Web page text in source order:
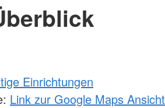
Einrichtungen
Link zur Google Maps Ansicht